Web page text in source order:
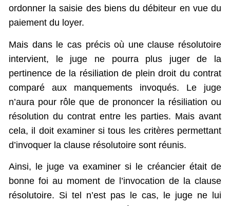
ordonner la saisie des biens du débiteur en vue du
paiement du loyer.
Mais dans le cas précis où une clause résolutoire
intervient, le juge ne pourra plus juger de la
pertinence de la résiliation de plein droit du contrat
comparé aux manquements invoqués. Le juge
n’aura pour rôle que de prononcer la résiliation ou
résolution du contrat entre les parties. Mais avant
cela, il doit examiner si tous les critères permettant
d’invoquer la clause résolutoire sont réunis.
Ainsi, le juge va examiner si le créancier était de
bonne foi au moment de l’invocation de la clause
résolutoire. Si tel n’est pas le cas, le juge ne lui